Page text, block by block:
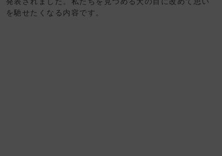
を馳せたくなる内容です。